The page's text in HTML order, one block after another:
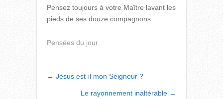
Pensez toujours à votre Maître lavant les
pieds de ses douze compagnons.
Pensées du jour
POST
NAVIGATION
← Jésus est-il mon Seigneur ?
Le rayonnement inaltérable →